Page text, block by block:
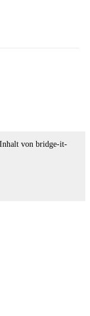
von bridge-it-